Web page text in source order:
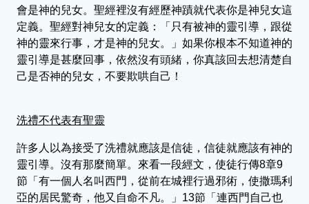
會是神的兒女。聖經裡沒有經歷神蹟就代表你是神兒女這
定義。聖經對神兒女的定義：「只有被神的靈引導，跟從
神的靈來行事，才是神的兒女。」如果你根本不知道神的
靈引導是甚麼回事，依然沒有頭緒，你真該回去想清楚自
己是否神的兒女，不要欺哄自己！
洗禮不代表有聖靈
許多人以為接受了洗禮就應該是信徒，信徒就應該有神的
靈引導。沒有那麼簡單。來看一段經文，使徒行傳8章9
節「有一個人名叫西門，從前在城裡行過邪術，使撒瑪利
亞的居民驚奇，他又自命不凡。」13節「連西門自己也